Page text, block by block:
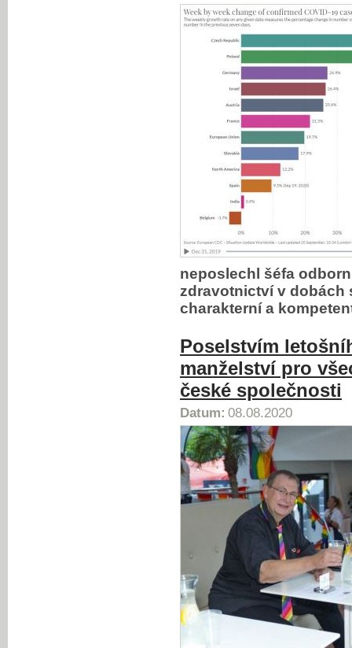
neposlechl šéfa
zdravotnictví v dobách
charakterní a
Poselstvím
manželství pro
české společnosti
Datum: 08.08.2020